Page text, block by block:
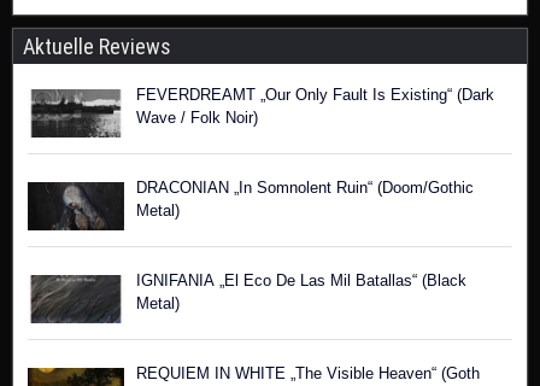
Aktuelle Reviews
FEVERDREAMT „Our Only Fault Is Existing“ (Dark
Wave / Folk Noir)
DRACONIAN „In Somnolent Ruin“ (Doom/Gothic
Metal)
IGNIFANIA „El Eco De Las Mil Batallas“ (Black
Metal)
REQUIEM IN WHITE „The Visible Heaven“ (Goth